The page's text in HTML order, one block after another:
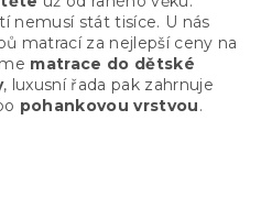
nemusí stát tisíce. U nás
matrací za nejlepší ceny na
matrace do dětské
, luxusní řada pak zahrnuje
pohankovou vrstvou.